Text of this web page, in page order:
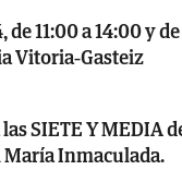
de 11:00 a 14:00 y de
Vitoria-Gasteiz
SIETE Y MEDIA
María Inmaculada.